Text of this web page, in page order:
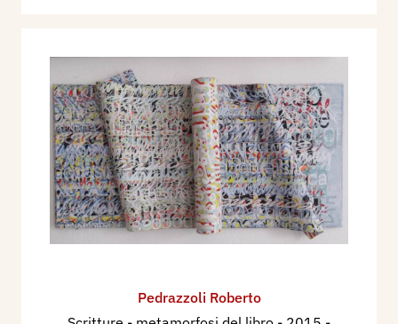
Pedrazzoli Roberto